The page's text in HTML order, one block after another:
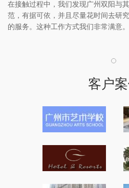
在接触过程中，我们发现广州双阳与
范，有据可依，并且尽量花时间去研
的服务。这种工作方式我们非常满意。
客户